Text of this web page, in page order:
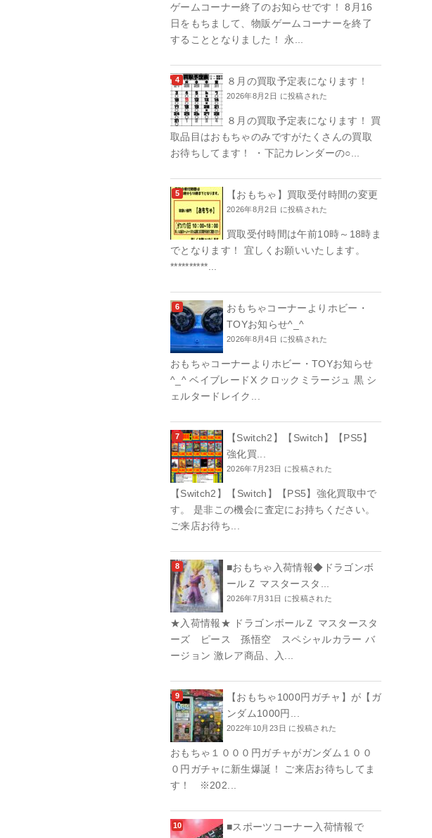
ゲームコーナー終了のお知らせです！ 8月16
日をもちまして、物販ゲームコーナーを終了
することとなりました！ 永...
８月の買取予定表になります！
2026年8月2日 に投稿された
８月の買取予定表になります！ 買
取品目はおもちゃのみですがたくさんの買取
お待ちしてます！ ・下記カレンダーの○...
【おもちゃ】買取受付時間の変更
2026年8月2日 に投稿された
買取受付時間は午前10時～18時ま
でとなります！ 宜しくお願いいたします。
**********...
おもちゃコーナーよりホビー・
TOYお知らせ^_^
2026年8月4日 に投稿された
おもちゃコーナーよりホビー・TOYお知らせ
^_^ ベイブレードX クロックミラージュ 黒 シ
ェルタードレイク...
【Switch2】【Switch】【PS5】
強化買...
2026年7月23日 に投稿された
【Switch2】【Switch】【PS5】強化買取中で
す。 是非この機会に査定にお持ちください。
ご来店お待ち...
■おもちゃ入荷情報◆ドラゴンボ
ールＺ マスタースタ...
2026年7月31日 に投稿された
★入荷情報★ ドラゴンボールＺ マスタースタ
ーズ ピース 孫悟空 スペシャルカラー バ
ージョン 激レア商品、入...
【おもちゃ1000円ガチャ】が【ガ
ンダム1000円...
2022年10月23日 に投稿された
おもちゃ１０００円ガチャがガンダム１００
０円ガチャに新生爆誕！ ご来店お待ちしてま
す！ ※202...
■スポーツコーナー入荷情報で